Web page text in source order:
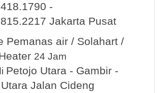
-
Jakarta Pusat
Pemanas air / Solahart /
24 Jam
Petojo Utara - Gambir -
Jalan Cideng